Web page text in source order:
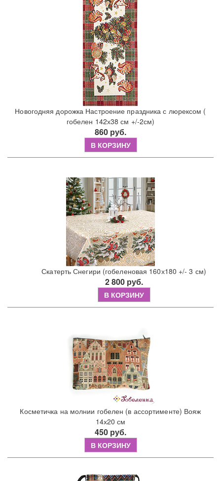
Новогодняя дорожка Настроение праздника с люрексом (
гобелен 142х38 см +/-2см)
860 руб.
В КОРЗИНУ
Скатерть Снегири (гобеленовая 160х180 +/- 3 см)
2 800 руб.
В КОРЗИНУ
Косметичка на молнии гобелен (в ассортименте) Вояж
14х20 см
450 руб.
В КОРЗИНУ